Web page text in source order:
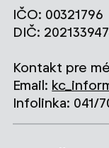
IČO: 00321796
DIČ:
Kontakt pre
Email:
Infolinka: 041/